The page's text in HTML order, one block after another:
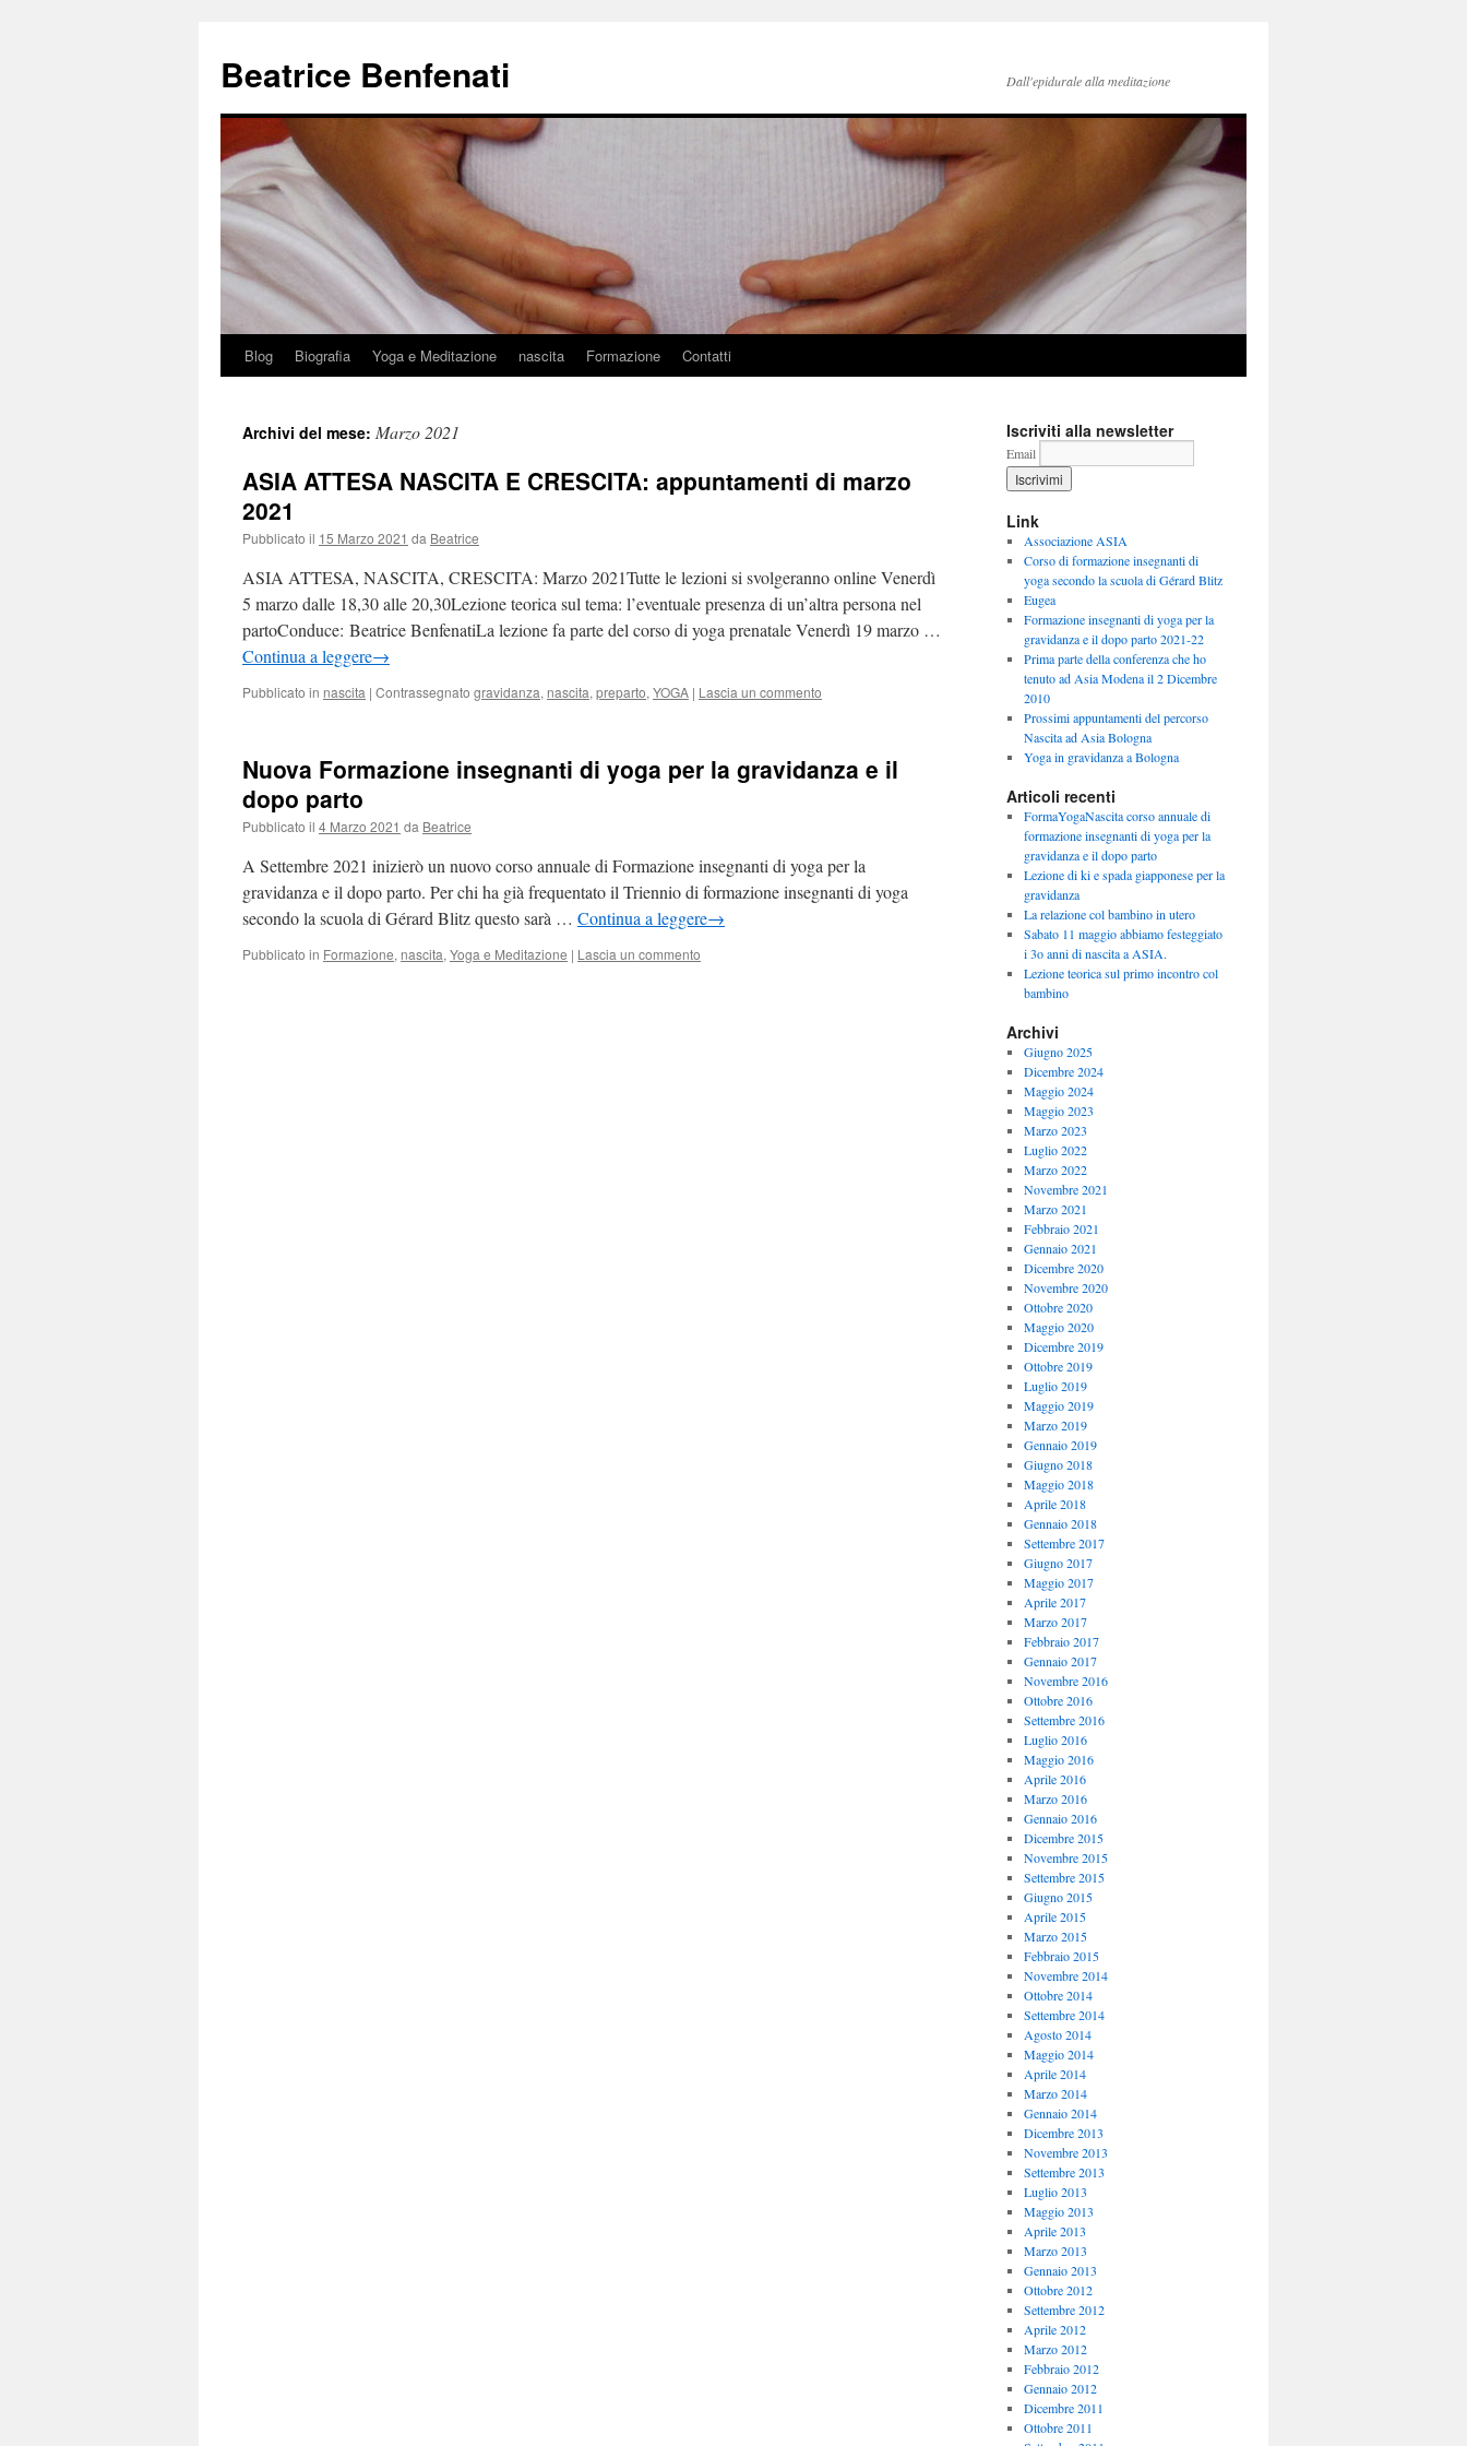
Beatrice Benfenati Dall'epidurale alla meditazione
Vai
contenuto
Blog Biografia Yoga e Meditazione nascita Formazione Contatti
Archivi del mese: Marzo 2021
ASIA ATTESA NASCITA E CRESCITA: appuntamenti di marzo
2021
Pubblicato il 15 Marzo 2021 da Beatrice
ASIA ATTESA, NASCITA, CRESCITA: Marzo 2021Tutte le lezioni si svolgeranno online Venerdì
5 marzo dalle 18,30 alle 20,30Lezione teorica sul tema: l’eventuale presenza di un’altra persona nel
partoConduce: Beatrice BenfenatiLa lezione fa parte del corso di yoga prenatale Venerdì 19 marzo …
Continua a leggere→
Pubblicato in nascita | Contrassegnato gravidanza, nascita, preparto, YOGA | Lascia un commento
Nuova Formazione insegnanti di yoga per la gravidanza e il
dopo parto
Pubblicato il 4 Marzo 2021 da Beatrice
A Settembre 2021 inizierò un nuovo corso annuale di Formazione insegnanti di yoga per la
gravidanza e il dopo parto. Per chi ha già frequentato il Triennio di formazione insegnanti di yoga
secondo la scuola di Gérard Blitz questo sarà … Continua a leggere→
Pubblicato in Formazione, nascita, Yoga e Meditazione | Lascia un commento
Iscriviti alla newsletter
Email
Link
Associazione ASIA
Corso di formazione insegnanti di
yoga secondo la scuola di Gérard Blitz
Eugea
Formazione insegnanti di yoga per la
gravidanza e il dopo parto 2021-22
Prima parte della conferenza che ho
tenuto ad Asia Modena il 2 Dicembre
2010
Prossimi appuntamenti del percorso
Nascita ad Asia Bologna
Yoga in gravidanza a Bologna
Articoli recenti
FormaYogaNascita corso annuale di
formazione insegnanti di yoga per la
gravidanza e il dopo parto
Lezione di ki e spada giapponese per la
gravidanza
La relazione col bambino in utero
Sabato 11 maggio abbiamo festeggiato
i 3o anni di nascita a ASIA.
Lezione teorica sul primo incontro col
bambino
Archivi
Giugno 2025
Dicembre 2024
Maggio 2024
Maggio 2023
Marzo 2023
Luglio 2022
Marzo 2022
Novembre 2021
Marzo 2021
Febbraio 2021
Gennaio 2021
Dicembre 2020
Novembre 2020
Ottobre 2020
Maggio 2020
Dicembre 2019
Ottobre 2019
Luglio 2019
Maggio 2019
Marzo 2019
Gennaio 2019
Giugno 2018
Maggio 2018
Aprile 2018
Gennaio 2018
Settembre 2017
Giugno 2017
Maggio 2017
Aprile 2017
Marzo 2017
Febbraio 2017
Gennaio 2017
Novembre 2016
Ottobre 2016
Settembre 2016
Luglio 2016
Maggio 2016
Aprile 2016
Marzo 2016
Gennaio 2016
Dicembre 2015
Novembre 2015
Settembre 2015
Giugno 2015
Aprile 2015
Marzo 2015
Febbraio 2015
Novembre 2014
Ottobre 2014
Settembre 2014
Agosto 2014
Maggio 2014
Aprile 2014
Marzo 2014
Gennaio 2014
Dicembre 2013
Novembre 2013
Settembre 2013
Luglio 2013
Maggio 2013
Aprile 2013
Marzo 2013
Gennaio 2013
Ottobre 2012
Settembre 2012
Aprile 2012
Marzo 2012
Febbraio 2012
Gennaio 2012
Dicembre 2011
Ottobre 2011